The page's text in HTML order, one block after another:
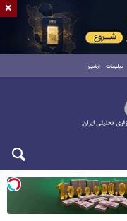
تبلیغات آرشیو
×